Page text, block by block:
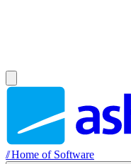
//Home of Software